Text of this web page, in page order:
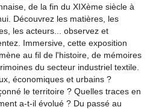
de la fin du XIXème siècle à
Découvrez les matières, les
les acteurs... observez et
Immersive, cette exposition
au fil de l'histoire, de mémoires
du secteur industriel textile.
économiques et urbains ?
le territoire ? Quelles traces en
a-t-il évolué ? Du passé au